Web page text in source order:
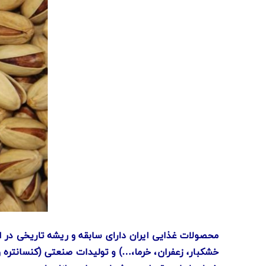
محصولات غذایی ایران دارای سابقه و ریشه تاریخی
خشکبار، زعفران، خرما،…) و تولیدات صنعتی